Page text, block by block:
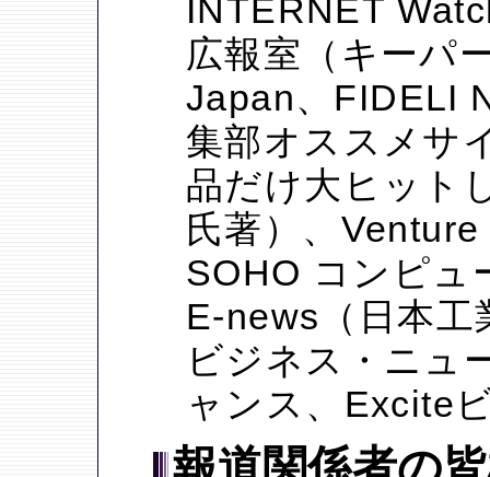
INTERNET
広報室（キーパ
Japan、FIDELI
集部オススメサ
品だけ大ヒット
氏著）、
SOHO コンピュ
E-news（日本工
ビジネス・ニュ
ャンス、Excite